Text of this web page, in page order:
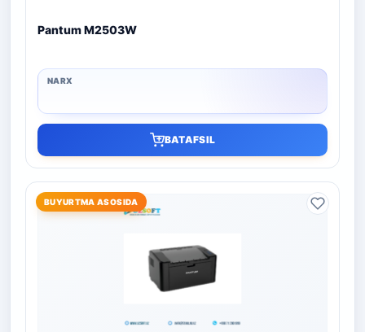
Pantum M2503W
BATAFSIL
BUYURTMA ASOSIDA